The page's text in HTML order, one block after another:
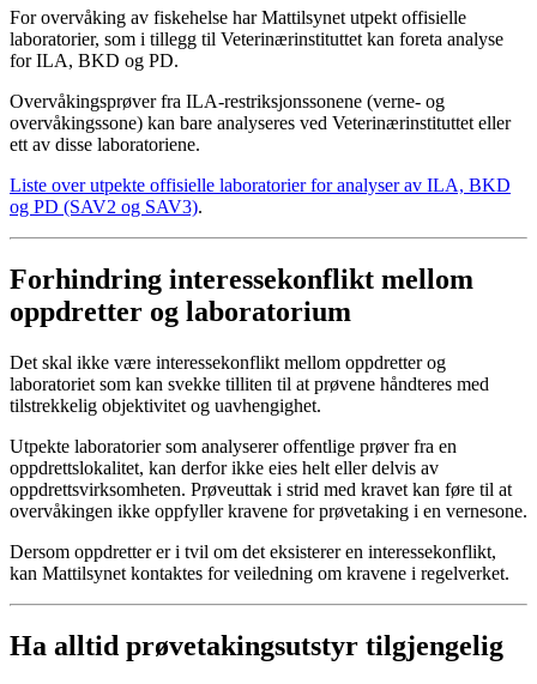
For overvåking av fiskehelse har Mattilsynet utpekt offisielle
laboratorier, som i tillegg til Veterinærinstituttet kan foreta analyse
for ILA, BKD og PD.
Overvåkingsprøver fra ILA-restriksjonssonene (verne- og
overvåkingssone) kan bare analyseres ved Veterinærinstituttet eller
ett av disse laboratoriene.
Liste over utpekte offisielle laboratorier for analyser av ILA, BKD
og PD (SAV2 og SAV3).
Forhindring interessekonflikt mellom
oppdretter og laboratorium
Det skal ikke være interessekonflikt mellom oppdretter og
laboratoriet som kan svekke tilliten til at prøvene håndteres med
tilstrekkelig objektivitet og uavhengighet.
Utpekte laboratorier som analyserer offentlige prøver fra en
oppdrettslokalitet, kan derfor ikke eies helt eller delvis av
oppdrettsvirksomheten. Prøveuttak i strid med kravet kan føre til at
overvåkingen ikke oppfyller kravene for prøvetaking i en vernesone.
Dersom oppdretter er i tvil om det eksisterer en interessekonflikt,
kan Mattilsynet kontaktes for veiledning om kravene i regelverket.
Ha alltid prøvetakingsutstyr tilgjengelig